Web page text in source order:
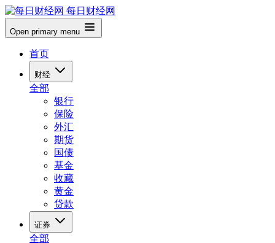
每日财经网
Open primary menu
首页
财经
全部
银行
保险
外汇
期货
国债
基金
收藏
黄金
贷款
证券
全部